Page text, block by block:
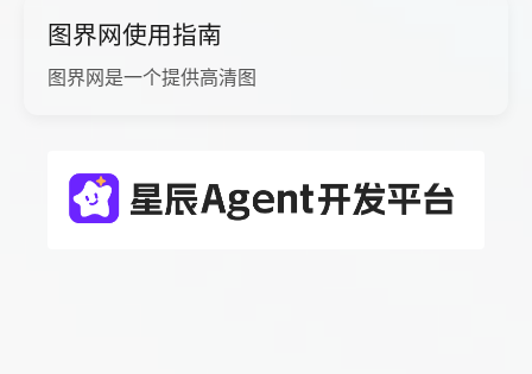
图界网使用指南
图界网是一个提供高清图